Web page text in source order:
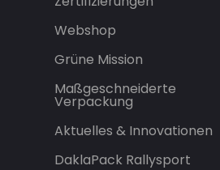
Webshop
Grüne Mission
Maßgeschneiderte
Verpackung
Aktuelles & Innovationen
DaklaPack Rallysport